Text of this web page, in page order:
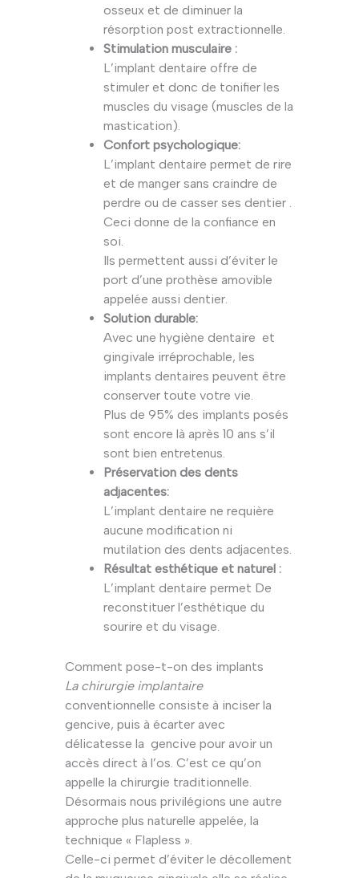
osseux et de diminuer la
résorption post extractionnelle.
Stimulation musculaire :
L’implant dentaire offre de
stimuler et donc de tonifier les
muscles du visage (muscles de la
mastication).
Confort psychologique:
L’implant dentaire permet de rire
et de manger sans craindre de
perdre ou de casser ses dentier .
Ceci donne de la confiance en
soi.
Ils permettent aussi d’éviter le
port d’une prothèse amovible
appelée aussi dentier.
Solution durable:
Avec une hygiène dentaire et
gingivale irréprochable, les
implants dentaires peuvent être
conserver toute votre vie.
Plus de 95% des implants posés
sont encore là après 10 ans s’il
sont bien entretenus.
Préservation des dents
adjacentes:
L’implant dentaire ne requière
aucune modification ni
mutilation des dents adjacentes.
Résultat esthétique et naturel :
L’implant dentaire permet De
reconstituer l’esthétique du
sourire et du visage.
Comment pose-t-on des implants
La chirurgie implantaire
conventionnelle consiste à inciser la
gencive, puis à écarter avec
délicatesse la gencive pour avoir un
accès direct à l’os. C’est ce qu’on
appelle la chirurgie traditionnelle.
Désormais nous privilégions une autre
approche plus naturelle appelée, la
technique « Flapless ».
Celle-ci permet d’éviter le décollement